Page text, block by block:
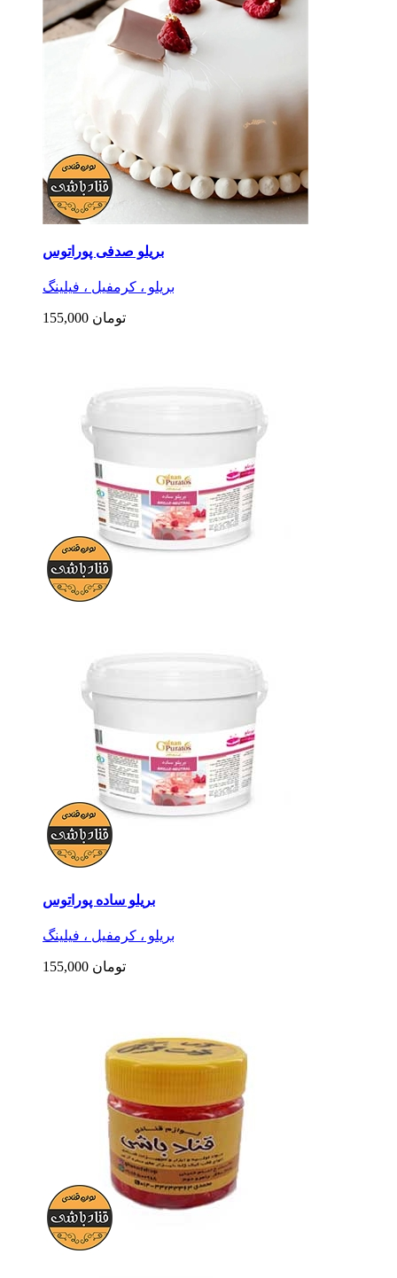
بریلو صدفی پوراتوس
بریلو ، کرمفیل ، فیلینگ
155,000 تومان
بریلو ساده پوراتوس
بریلو ، کرمفیل ، فیلینگ
155,000 تومان